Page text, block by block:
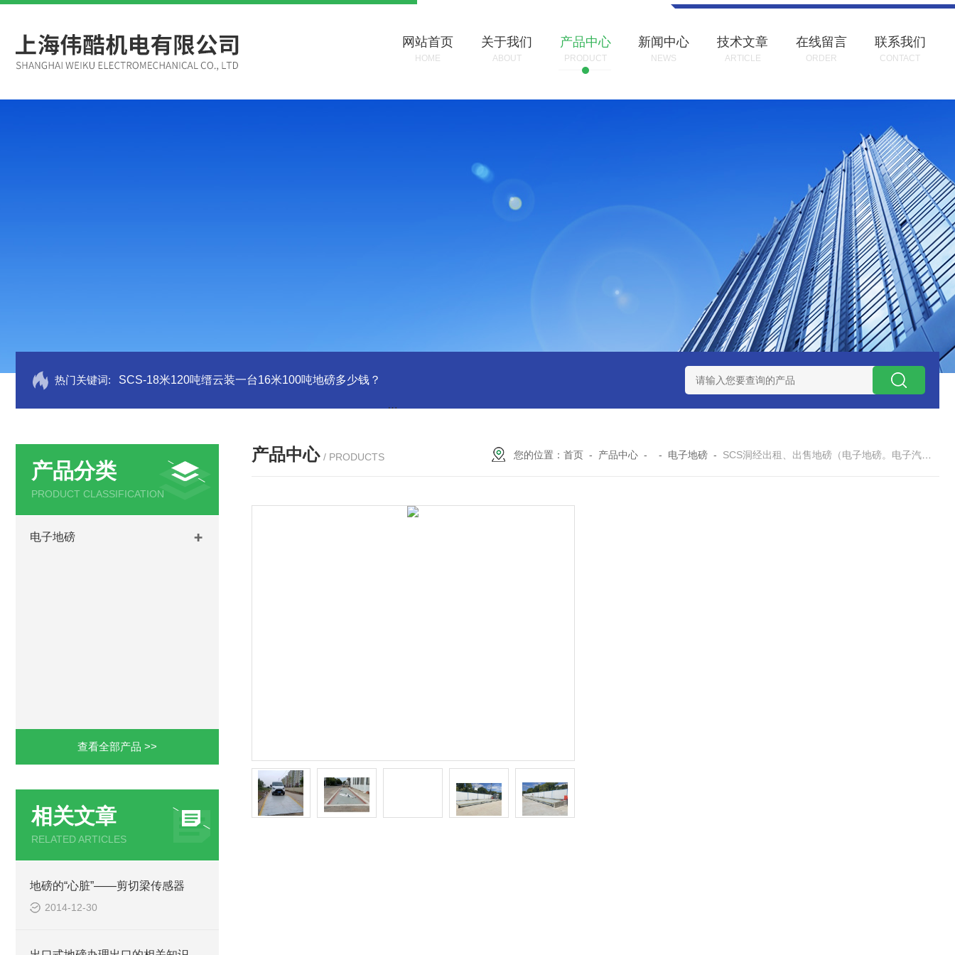
网站首页
HOME
关于我们
ABOUT
产品中心
PRODUCT
新闻中心
NEWS
技术文章
ARTICLE
在线留言
ORDER
联系我们
CONTACT
热门关键词: SCS-18米120吨缙云装一台16米100吨地磅多少钱？ SCS-18米120吨玉环装一台16米100吨地磅多少钱？
产品分类
PRODUCT CLASSIFICATION
电子地磅
查看全部产品 >>
相关文章
RELATED ARTICLES
地磅的“心脏”——剪切梁传感器
2014-12-30
产品中心 / PRODUCTS 您的位置：首页 - 产品中心 - - 电子地磅 - SCS洞经出租、出售地磅（电子地磅。电子汽车衡厂家）